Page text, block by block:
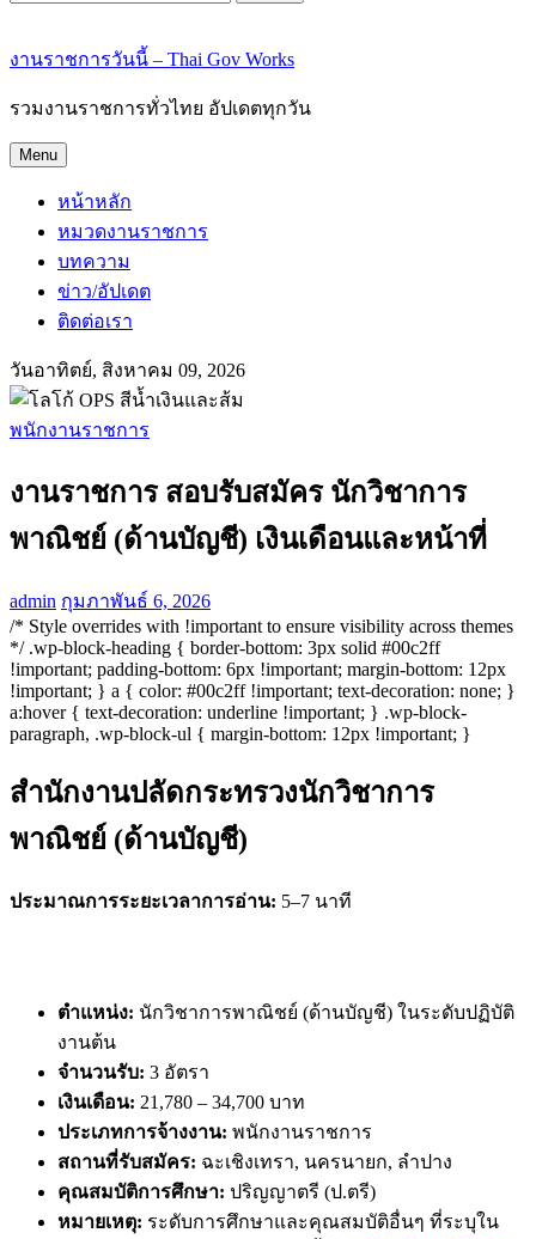
งานราชการวันนี้ – Thai Gov Works
รวมงานราชการทั่วไทย อัปเดตทุกวัน
Menu
หน้าหลัก
หมวดงานราชการ
บทความ
ข่าว/อัปเดต
ติดต่อเรา
วันอาทิตย์, สิงหาคม 09, 2026
พนักงานราชการ
งานราชการ สอบรับสมัคร นักวิชาการ
พาณิชย์ (ด้านบัญชี) เงินเดือนและหน้าที่
admin กุมภาพันธ์ 6, 2026
/* Style overrides with !important to ensure visibility across themes
*/ .wp-block-heading { border-bottom: 3px solid #00c2ff
!important; padding-bottom: 6px !important; margin-bottom: 12px
!important; } a { color: #00c2ff !important; text-decoration: none; }
a:hover { text-decoration: underline !important; } .wp-block-
paragraph, .wp-block-ul { margin-bottom: 12px !important; }
สำนักงานปลัดกระทรวงนักวิชาการ
พาณิชย์ (ด้านบัญชี)
ประมาณการระยะเวลาการอ่าน: 5–7 นาที
ตำแหน่ง: นักวิชาการพาณิชย์ (ด้านบัญชี) ในระดับปฏิบัติ
งานต้น
จำนวนรับ: 3 อัตรา
เงินเดือน: 21,780 – 34,700 บาท
ประเภทการจ้างงาน: พนักงานราชการ
สถานที่รับสมัคร: ฉะเชิงเทรา, นครนายก, ลำปาง
คุณสมบัติการศึกษา: ปริญญาตรี (ป.ตรี)
หมายเหตุ: ระดับการศึกษาและคุณสมบัติอื่นๆ ที่ระบุใน